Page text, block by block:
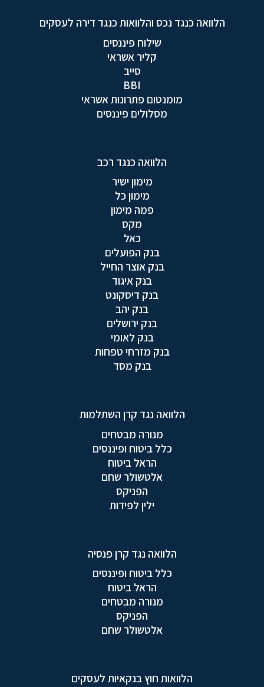
הלוואה כנגד נכס והלוואות כנגד דירה לעסקים
שילוח פיננסים
קליר אשראי
סייב
BBI
מומנטום פתרונות אשראי
מסלולים פיננסים
הלוואה כנגד רכב
מימון ישיר
מימון כל
פמה מימון
מקס
כאל
בנק הפועלים
בנק אוצר החייל
בנק איגוד
בנק דיסקונט
בנק יהב
בנק ירושלים
בנק לאומי
בנק מזרחי טפחות
בנק מסד
הלוואה נגד קרן השתלמות
מנורה מבטחים
כלל ביטוח ופיננסים
הראל ביטוח
אלטשולר שחם
הפניקס
ילין לפידות
הלוואה נגד קרן פנסיה
כלל ביטוח ופיננסים
הראל ביטוח
מנורה מבטחים
הפניקס
אלטשולר שחם
הלוואות חוץ בנקאיות לעסקים